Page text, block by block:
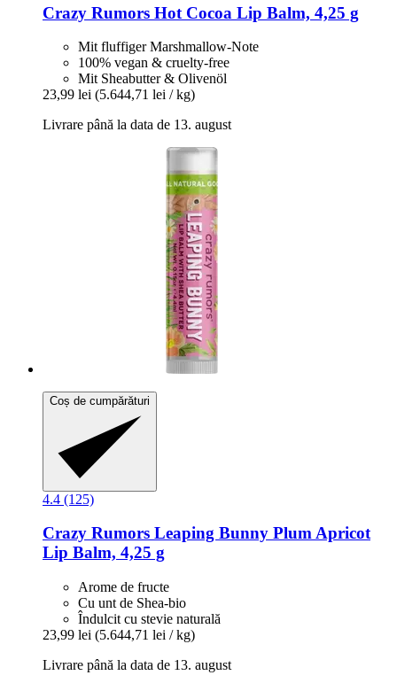
Crazy Rumors Hot Cocoa Lip Balm, 4,25 g
Mit fluffiger Marshmallow-Note
100% vegan & cruelty-free
Mit Sheabutter & Olivenöl
23,99 lei (5.644,71 lei / kg)
Livrare până la data de 13. august
Coș de cumpărături
4.4 (125)
Crazy Rumors Leaping Bunny Plum Apricot
Lip Balm, 4,25 g
Arome de fructe
Cu unt de Shea-bio
Îndulcit cu stevie naturală
23,99 lei (5.644,71 lei / kg)
Livrare până la data de 13. august